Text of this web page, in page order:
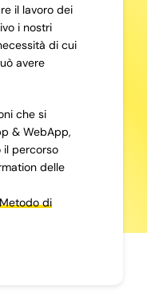
il lavoro dei
i nostri
di cui
avere
che si
& WebApp,
il percorso
delle
di